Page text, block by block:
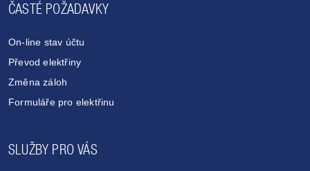
ČASTÉ POŽADAVKY
On-line stav účtu
Převod elektřiny
Změna záloh
Formuláře pro elektřinu
SLUŽBY PRO VÁS